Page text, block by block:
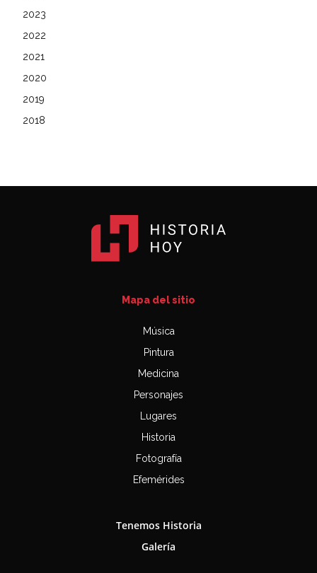
2023
2022
2021
2020
2019
2018
Mapa del sitio
Música
Pintura
Medicina
Personajes
Lugares
Historia
Fotografía
Efemérides
Tenemos Historia
Galería